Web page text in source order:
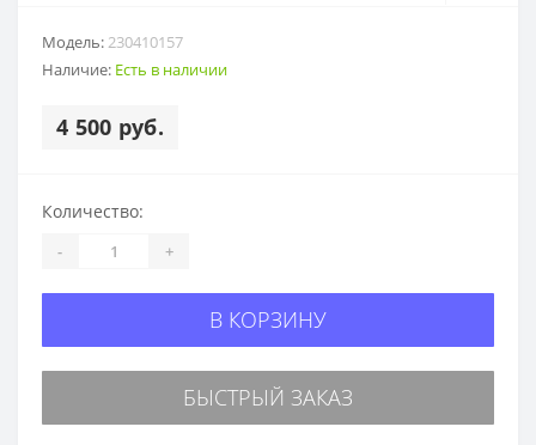
Модель:230410157
Наличие: Есть в наличии
4 500 руб.
Количество:
- +
В КОРЗИНУ
БЫСТРЫЙ ЗАКАЗ